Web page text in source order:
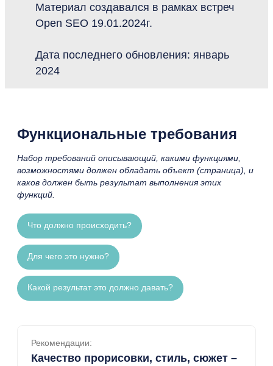
Материал создавался в рамках встреч
Open SEO 19.01.2024г.
Дата последнего обновления: январь
2024
Функциональные требования
Набор требований описывающий, какими функциями,
возможностями должен обладать объект (страница), и
каков должен быть результат выполнения этих
функций.
Что должно происходить?
Для чего это нужно?
Какой результат это должно давать?
Рекомендации:
Качество прорисовки, стиль, сюжет –